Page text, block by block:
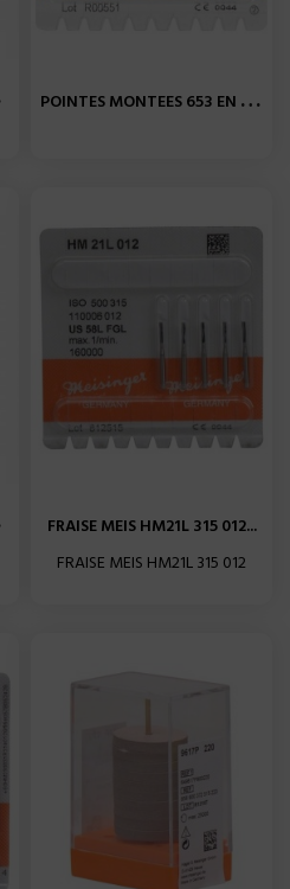
P
OINTES MONTEES 653 EN PM X...
FRAISE MEIS HM21L 315 012...
FRAISE MEIS HM21L 315 012